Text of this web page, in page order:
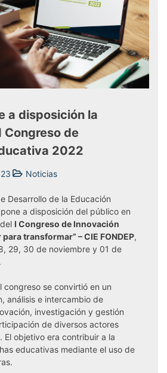
a disposición la
Congreso de
2022
Noticias
Desarrollo de la Educación
a disposición del público en
I Congreso de Innovación
transformar” – CIE FONDEP,
29, 30 de noviembre y 01 de
congreso se convirtió en un
análisis e intercambio de
investigación y gestión
de diversos actores
El objetivo era contribuir a la
educativas mediante el uso de